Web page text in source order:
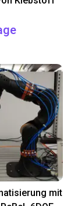
mit